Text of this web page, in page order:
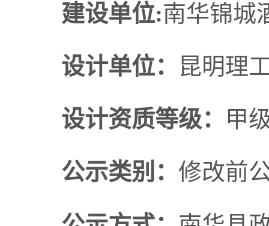
建设单位:南华锦城
设计单位： 昆明理
设计资质等级： 甲
公示类别： 修改前